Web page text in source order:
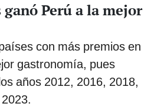
ganó Perú a la mejor
con más premios en
gastronomía, pues
años 2012, 2016, 2018,